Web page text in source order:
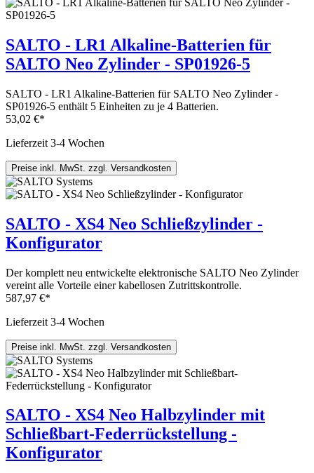
SALTO - LR1 Alkaline-Batterien für
SALTO Neo Zylinder - SP01926-5
SALTO - LR1 Alkaline-Batterien für SALTO Neo Zylinder -
SP01926-5 enthält 5 Einheiten zu je 4 Batterien.
53,02 €*
Lieferzeit 3-4 Wochen
Preise inkl. MwSt. zzgl. Versandkosten
SALTO - XS4 Neo Schließzylinder -
Konfigurator
Der komplett neu entwickelte elektronische SALTO Neo Zylinder
vereint alle Vorteile einer kabellosen Zutrittskontrolle.
587,97 €*
Lieferzeit 3-4 Wochen
Preise inkl. MwSt. zzgl. Versandkosten
SALTO - XS4 Neo Halbzylinder mit
Schließbart-Federrückstellung -
Konfigurator